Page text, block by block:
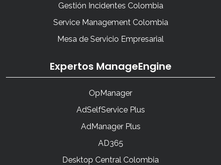
Gestión Incidentes Colombia
Service Management Colombia
Mesa de Servicio Empresarial
Expertos ManageEngine
OpManager
AdSelfService Plus
AdManager Plus
AD365
Desktop Central Colombia